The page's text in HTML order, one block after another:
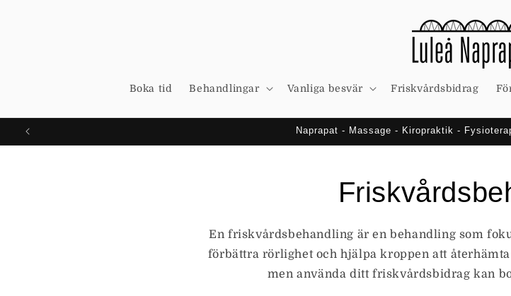
Boka tid Behandlingar Vanliga besvär Friskvårdsbidrag
Naprapat - Massage - Kiropraktik -
En friskvårdsbehandling är en behandling som
förbättra rörlighet och hjälpa kroppen att
men använda ditt friskvårdsbidrag kan